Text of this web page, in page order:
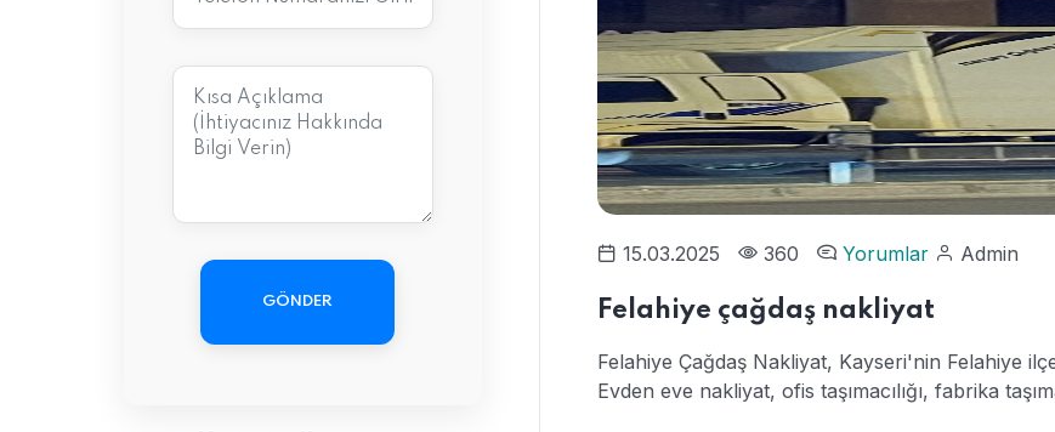
15.03.2025 360 Yorumlar Admin
Felahiye çağdaş nakliyat
Felahiye Çağdaş Nakliyat, Kayseri'nin Felahiye
Evden eve nakliyat, ofis taşımacılığı, fabrika
GÖNDER